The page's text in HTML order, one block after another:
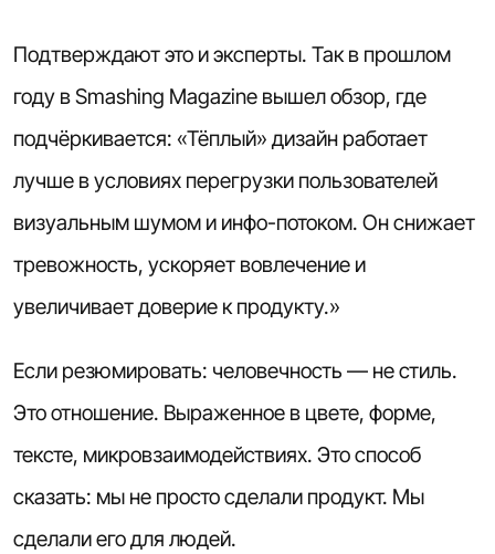
Подтверждают это и эксперты. Так в прошлом
году в Smashing Magazine вышел обзор, где
подчёркивается: «Тёплый» дизайн работает
лучше в условиях перегрузки пользователей
визуальным шумом и инфо-потоком. Он снижает
тревожность, ускоряет вовлечение и
увеличивает доверие к продукту.»
Если резюмировать: человечность — не стиль.
Это отношение. Выраженное в цвете, форме,
тексте, микровзаимодействиях. Это способ
сказать: мы не просто сделали продукт. Мы
сделали его для людей.